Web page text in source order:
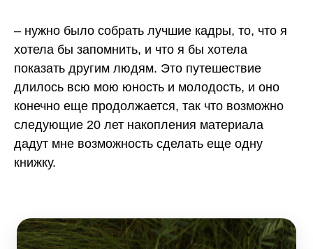
– нужно было собрать лучшие кадры, то, что я
хотела бы запомнить, и что я бы хотела
показать другим людям. Это путешествие
длилось всю мою юность и молодость, и оно
конечно еще продолжается, так что возможно
следующие 20 лет накопления материала
дадут мне возможность сделать еще одну
книжку.